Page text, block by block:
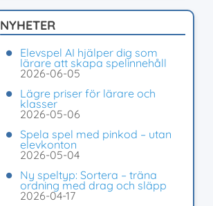
NYHETER
Elevspel AI hjälper dig som
lärare att skapa spelinnehåll
2026-06-05
Lägre priser för lärare och
klasser
2026-05-06
Spela spel med pinkod – utan
elevkonton
2026-05-04
Ny speltyp: Sortera – träna
ordning med drag och släpp
2026-04-17